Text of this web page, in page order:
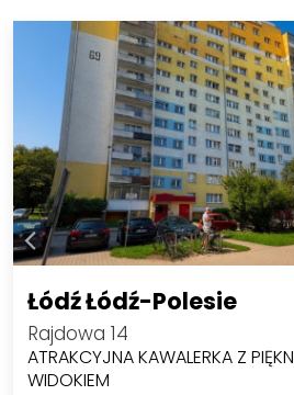
Łódź Łódź-Polesie
Rajdowa 14
ATRAKCYJNA KAWALERKA Z
WIDOKIEM